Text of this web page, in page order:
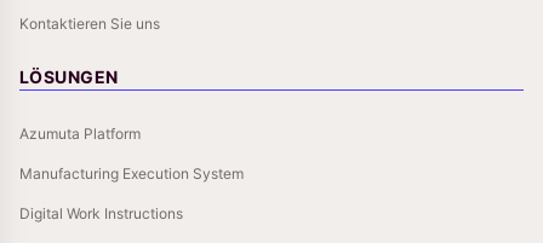
Kontaktieren Sie uns
LÖSUNGEN
Azumuta Platform
Manufacturing Execution System
Digital Work Instructions